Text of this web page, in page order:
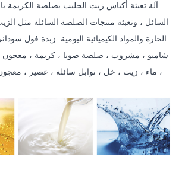
آلة تعبئة أكياس زيت الحليب بصلصة
السائل ، وتعبئة منتجات الصلصة السائلة مثل
الحارة والمواد الكيميائية اليومية. زبدة فول
شامبو ، مشروب ، صلصة صويا ، كريمة ، معجون
، ماء ، زيت ، خل ، توابل سائلة ، عصير ،